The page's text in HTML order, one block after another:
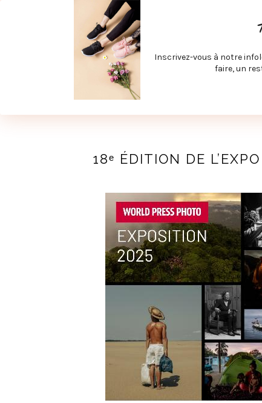
SPÉCIAL RENTRÉE
LECTURE ET FILMS PRODUITS À DÉCOUVRIR
JOINDRE MEVE ET CIE | COLLABORATIONS & MÉDIAS
18ᵉ ÉDITION DE
Inscrivez-vous à notre
faire, un